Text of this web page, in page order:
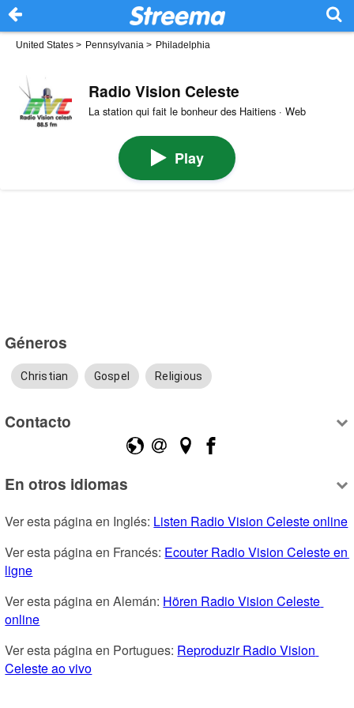
United States > Pennsylvania > Philadelphia
Radio Vision Celeste
La station qui fait le bonheur des Haitiens · Web
Play
Géneros
Christian Gospel Religious
Contacto
En otros idiomas
Ver esta página en Inglés: Listen Radio Vision Celeste online
Ver esta página en Francés: Ecouter Radio Vision Celeste en
ligne
Ver esta página en Alemán: Hören Radio Vision Celeste
online
Ver esta página en Portugues: Reproduzir Radio Vision
Celeste ao vivo